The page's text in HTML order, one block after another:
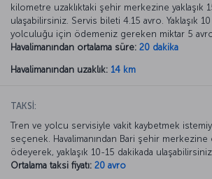
kilometre uzaklıktaki şehir merkezine yaklaşık
ulaşabilirsiniz. Servis bileti 4.15 avro. Yaklaşık
yolculuğu için ödemeniz gereken miktar 5
Havalimanından ortalama süre: 20 dakika
Havalimanından uzaklık: 14 km
TAKSİ:
Tren ve yolcu servisiyle vakit kaybetmek
seçenek. Havalimanından Bari şehir merkezine
ödeyerek, yaklaşık 10-15 dakikada ulaşabilirsiniz.
Ortalama taksi fiyatı: 20 avro